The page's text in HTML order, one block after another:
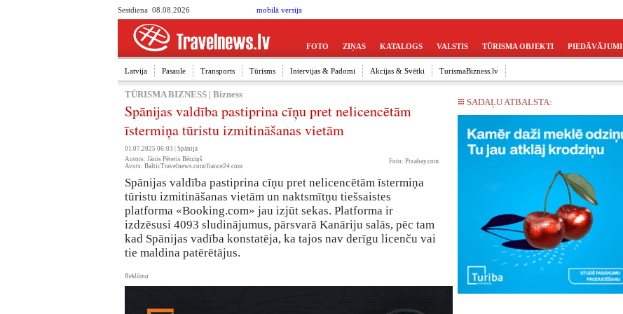
Sestdiena 08.08.2026 mobilā versija
FOTO ZIŅAS KATALOGS VALSTIS TŪRISMA OBJEKTI PIEDĀVĀJUMI
Latvija Pasaule Transports Tūrisms Intervijas & Padomi Akcijas & Svētki TurismaBizness.lv
TŪRISMA BIZNESS | Bizness
Spānijas valdība pastiprina cīņu pret nelicencētām
īstermiņa tūristu izmitināšanas vietām
01.07.2025 06:03 | Spānija
Foto: Pixabay.com
Autors: Jānis Pēteris Bērziņš
Avots: BalticTravelnews.com/france24.com
Spānijas valdība pastiprina cīņu pret nelicencētām īstermiņa
tūristu izmitināšanas vietām un naktsmītņu tiešsaistes
platforma «Booking.com» jau izjūt sekas. Platforma ir
izdzēsusi 4093 sludinājumus, pārsvarā Kanāriju salās, pēc tam
kad Spānijas vadība konstatēja, ka tajos nav derīgu licenču vai
tie maldina patērētājus.
Reklāma
SADAĻU ATBALSTA: